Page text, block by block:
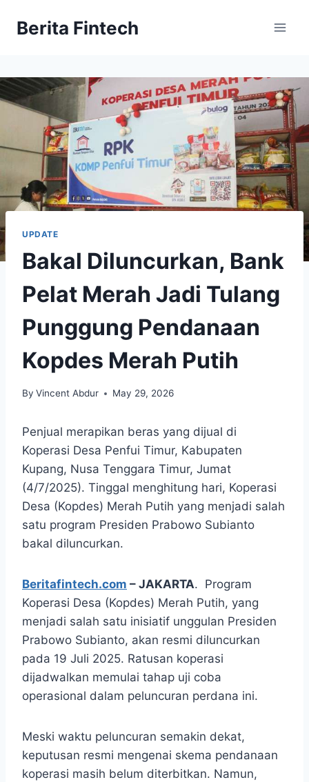
Berita Fintech
UPDATE
Bakal Diluncurkan, Bank
Pelat Merah Jadi Tulang
Punggung Pendanaan
Kopdes Merah Putih
By Vincent Abdur May 29, 2026
Penjual merapikan beras yang dijual di
Koperasi Desa Penfui Timur, Kabupaten
Kupang, Nusa Tenggara Timur, Jumat
(4/7/2025). Tinggal menghitung hari, Koperasi
Desa (Kopdes) Merah Putih yang menjadi salah
satu program Presiden Prabowo Subianto
bakal diluncurkan.
Beritafintech.com – JAKARTA. Program
Koperasi Desa (Kopdes) Merah Putih, yang
menjadi salah satu inisiatif unggulan Presiden
Prabowo Subianto, akan resmi diluncurkan
pada 19 Juli 2025. Ratusan koperasi
dijadwalkan memulai tahap uji coba
operasional dalam peluncuran perdana ini.
Meski waktu peluncuran semakin dekat,
keputusan resmi mengenai skema pendanaan
koperasi masih belum diterbitkan. Namun,